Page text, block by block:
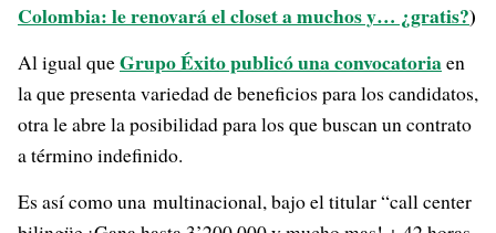
Colombia: le renovará el closet a muchos y… ¿gratis?)
Al igual queGrupo Éxito publicó una convocatoriaen
la que presenta variedad de beneficios para los candidatos,
otra le abre la posibilidad para los que buscan un contrato
a término indefinido.
Es así como una multinacional, bajo el titular “call center